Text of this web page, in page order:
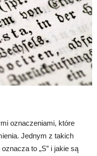
oznaczeniami, które
Jednym z takich
to „S” i jakie są